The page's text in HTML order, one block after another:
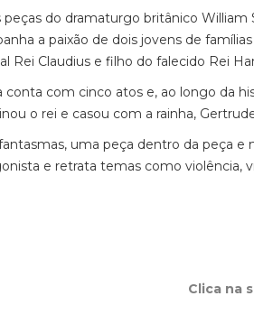
peças do dramaturgo britânico
a paixão de dois jovens de famílias
Rei Claudius e filho do falecido Rei
conta com cinco atos e, ao longo da
o rei e casou com a rainha,
uma peça dentro da peça
e retrata temas como violência,
Clica na